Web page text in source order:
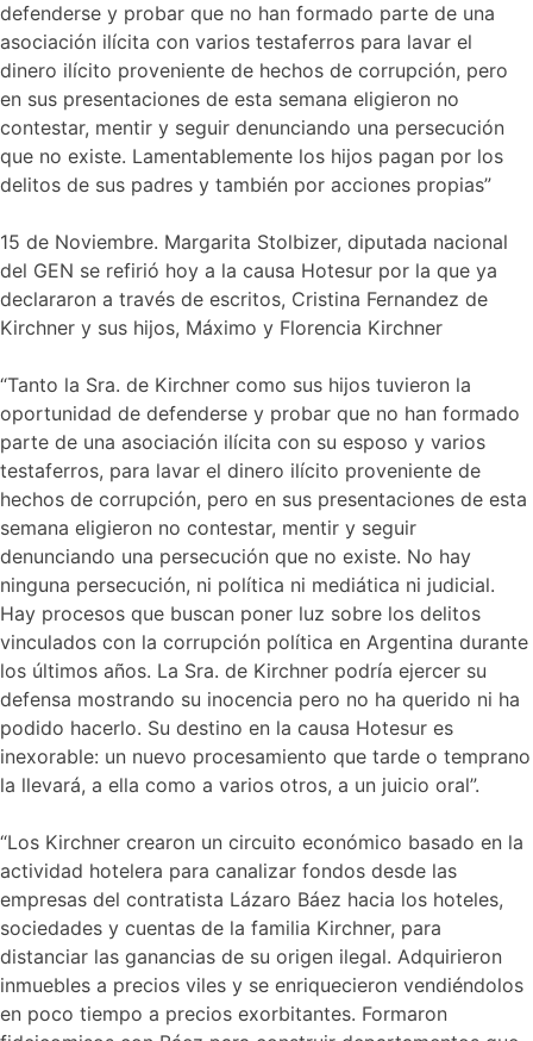
defenderse y probar que no han formado parte de una
asociación ilícita con varios testaferros para lavar el
dinero ilícito proveniente de hechos de corrupción, pero
en sus presentaciones de esta semana eligieron no
contestar, mentir y seguir denunciando una persecución
que no existe. Lamentablemente los hijos pagan por los
delitos de sus padres y también por acciones propias”
15 de Noviembre. Margarita Stolbizer, diputada nacional
del GEN se refirió hoy a la causa Hotesur por la que ya
declararon a través de escritos, Cristina Fernandez de
Kirchner y sus hijos, Máximo y Florencia Kirchner
“Tanto la Sra. de Kirchner como sus hijos tuvieron la
oportunidad de defenderse y probar que no han formado
parte de una asociación ilícita con su esposo y varios
testaferros, para lavar el dinero ilícito proveniente de
hechos de corrupción, pero en sus presentaciones de esta
semana eligieron no contestar, mentir y seguir
denunciando una persecución que no existe. No hay
ninguna persecución, ni política ni mediática ni judicial.
Hay procesos que buscan poner luz sobre los delitos
vinculados con la corrupción política en Argentina durante
los últimos años. La Sra. de Kirchner podría ejercer su
defensa mostrando su inocencia pero no ha querido ni ha
podido hacerlo. Su destino en la causa Hotesur es
inexorable: un nuevo procesamiento que tarde o temprano
la llevará, a ella como a varios otros, a un juicio oral”.
“Los Kirchner crearon un circuito económico basado en la
actividad hotelera para canalizar fondos desde las
empresas del contratista Lázaro Báez hacia los hoteles,
sociedades y cuentas de la familia Kirchner, para
distanciar las ganancias de su origen ilegal. Adquirieron
inmuebles a precios viles y se enriquecieron vendiéndolos
en poco tiempo a precios exorbitantes. Formaron